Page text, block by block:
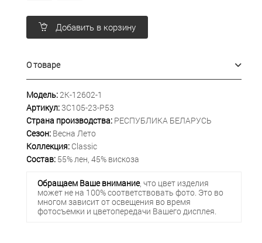
Добавить в корзину
О товаре
Модель:2К-12602-1
Артикул:3С105-23-Р53
Страна производства: РЕСПУБЛИКА БЕЛАРУСЬ
Сезон: Весна Лето
Коллекция: Classic
Состав: 55% лен, 45% вискоза
Обращаем Ваше внимание, что цвет изделия
может не на 100% соответствовать фото. Это во
многом зависит от освещения во время
фотосъемки и цветопередачи Вашего дисплея.